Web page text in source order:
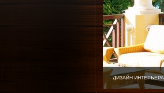
ДИЗАЙН ИНТЕРЬЕРА